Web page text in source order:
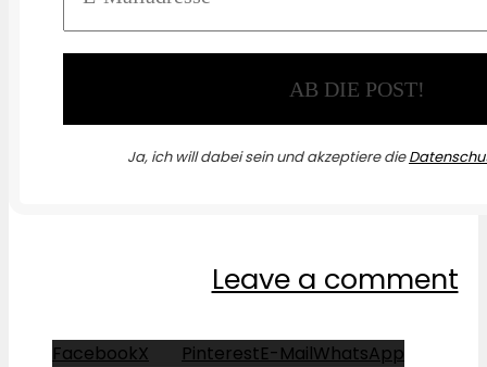
Ja, ich will dabei sein und akzeptiere die
Leave a comment
FacebookX PinterestE-MailWhatsApp